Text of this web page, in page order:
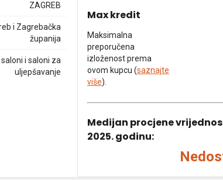
ZAGREB
i Zagrebačka
županija
i saloni za
uljepšavanje
Max kredit
Maksimalna
preporučena
izloženost prema
ovom kupcu (saznajte
više).
Medijan procjene
2025. godinu: